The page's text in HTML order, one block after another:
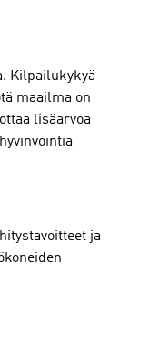
Kilpailukykyä
maailma on
lisäarvoa
ja